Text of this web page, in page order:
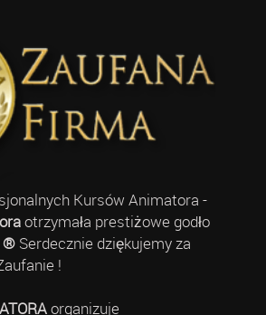
Kursów Animatora -
otrzymała prestiżowe godło
®Serdecznie dziękujemy za
!
organizuje